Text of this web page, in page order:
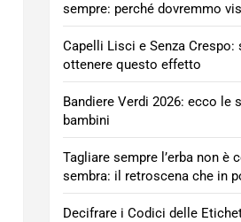
sempre: perché dovremmo
Capelli Lisci e Senza
ottenere questo effetto
Bandiere Verdi 2026: ecco le
bambini
Tagliare sempre l’erba non è
sembra: il retroscena che in
Decifrare i Codici delle